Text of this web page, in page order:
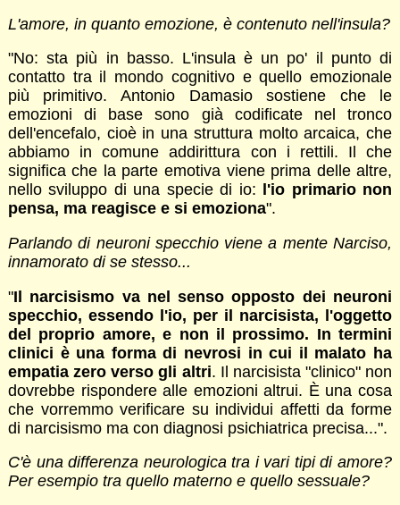
L'amore, in quanto emozione, è contenuto nell'insula?
"No: sta più in basso. L'insula è un po' il punto di
contatto tra il mondo cognitivo e quello emozionale
più primitivo. Antonio Damasio sostiene che le
emozioni di base sono già codificate nel tronco
dell'encefalo, cioè in una struttura molto arcaica, che
abbiamo in comune addirittura con i rettili. Il che
significa che la parte emotiva viene prima delle altre,
nello sviluppo di una specie di io:
l'io primario non
pensa, ma reagisce e si emoziona".
Parlando di neuroni specchio viene a mente Narciso,
innamorato di se stesso...
"Il narcisismo va nel senso opposto dei neuroni
specchio, essendo l'io, per il narcisista, l'oggetto
del proprio amore, e non il prossimo. In termini
clinici è una forma di nevrosi in cui il malato ha
empatia zero verso gli altri. Il narcisista "clinico" non
dovrebbe rispondere alle emozioni altrui. È una cosa
che vorremmo verificare su individui affetti da forme
di narcisismo ma con diagnosi psichiatrica precisa...".
C'è una differenza neurologica tra i vari tipi di amore?
Per esempio tra quello materno e quello sessuale?